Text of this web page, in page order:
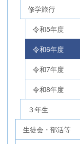
修学旅行
令和5年度
令和6年度
令和7年度
令和8年度
３年生
生徒会・部活等